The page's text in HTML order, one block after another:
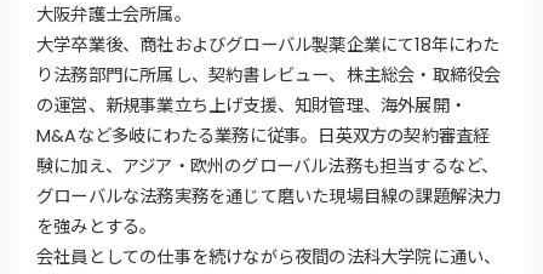
大阪弁護士会所属。
大学卒業後、商社およびグローバル製薬企業にて18年にわた
り法務部門に所属し、契約書レビュー、株主総会・取締役会
の運営、新規事業立ち上げ支援、知財管理、海外展開・
M&Aなど多岐にわたる業務に従事。日英双方の契約審査経
験に加え、アジア・欧州のグローバル法務も担当するなど、
グローバルな法務実務を通じて磨いた現場目線の課題解決力
を強みとする。
会社員としての仕事を続けながら夜間の法科大学院に通い、